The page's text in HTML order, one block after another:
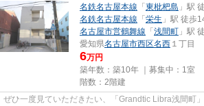
名鉄名古屋本線 「 東枇杷島 」駅
名鉄名古屋本線 「 栄生 」駅 徒歩
名古屋市営鶴舞線 「 浅間町 」駅
愛知県名古屋市西区名西 １丁目
6万円
築年数：築10年 ｜募集中： 1室
階数：2階建
ぜひ一度見ていただきたい、「Grandtic Libra浅間町